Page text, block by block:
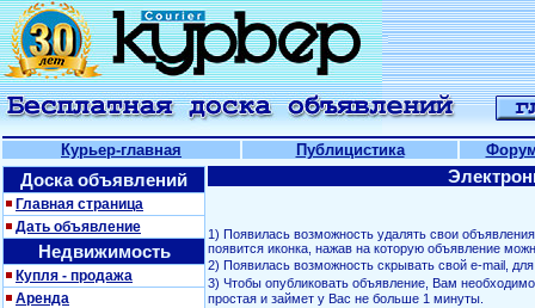
Курьер-главная Публицистика
Доска объявлений
Главная страница
Дать объявление
Недвижимость
Купля - продажа
Аренда
1) Появилась возможность удалять свои
появится иконка, нажав на которую объявление
2) Появилась возможность скрывать свой е-mail,
3) Чтобы опубликовать объявление, Вам
простая и займет у Вас не больше 1 минуты.